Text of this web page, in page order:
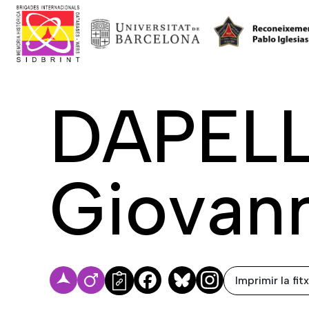
FacebookBluesky Imprimir la